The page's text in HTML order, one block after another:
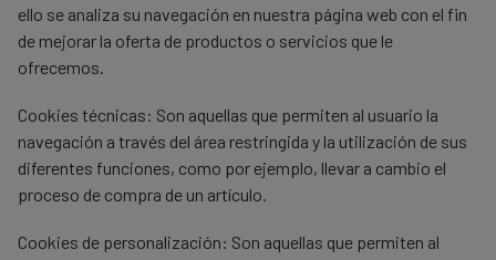
ello se analiza su navegación en nuestra página web con el fin
de mejorar la oferta de productos o servicios que le
ofrecemos.
Cookies técnicas: Son aquellas que permiten al usuario la
navegación a través del área restringida y la utilización de sus
diferentes funciones, como por ejemplo, llevar a cambio el
proceso de compra de un artículo.
Cookies de personalización: Son aquellas que permiten al